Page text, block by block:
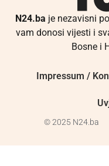
N24.ba je nezavisni
vam donosi vijesti i
Bosne i
Impressum /
© 2025 N24.ba